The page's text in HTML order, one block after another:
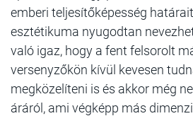
emberi teljesítőképesség
esztétikuma nyugodtan
való igaz, hogy a fent felsorolt
versenyzőkön kívül kevesen
megközelíteni is és akkor még
áráról, ami végképp más